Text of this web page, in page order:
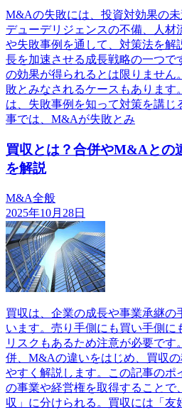
M&Aの失敗には、投資対効果の未
デューデリジェンスの不備、人材
や失敗事例を通して、対策法を
長を加速させる成長戦略の一つで
の効果が得られるとは限りません
敗とみなされるケースもあります
は、失敗事例を知って対策を講じ
事では、M&Aが失敗とみ
買収とは？合併やM&Aとの
を解説
M&A全般
2025年10月28日
買収は、企業の成長や事業承継の
います。売り手側にも買い手側に
リスクもあるため注意が必要です
併、M&Aの違いをはじめ、買収
やすく解説します。この記事のポ
の事業や経営権を取得することで
収」に分けられる。買収には「友